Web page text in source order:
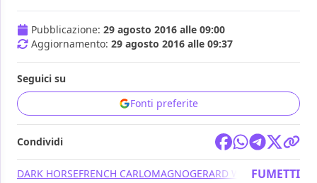
Pubblicazione: 29 agosto 2016 alle 09:00
Aggiornamento: 29 agosto 2016 alle 09:37
Seguici su
Fonti preferite
Condividi
DARK HORSEFRENCH CARLOMAGNOGERARD WAY JACOPO
FUMETTI